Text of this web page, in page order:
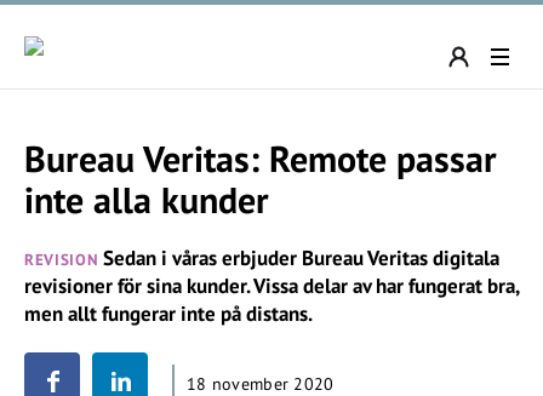
Bureau Veritas: Remote passar
inte alla kunder
REVISION Sedan i våras erbjuder Bureau Veritas digitala
revisioner för sina kunder. Vissa delar av har fungerat bra,
men allt fungerar inte på distans.
18 november 2020